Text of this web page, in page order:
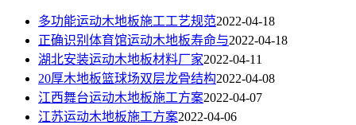
多功能运动木地板施工工艺规范2022-04-18
正确识别体育馆运动木地板寿命与2022-04-18
湖北安装运动木地板材料厂家2022-04-11
20厚木地板篮球场双层龙骨结构2022-04-08
江西舞台运动木地板施工方案2022-04-07
江苏运动木地板施工方案2022-04-06